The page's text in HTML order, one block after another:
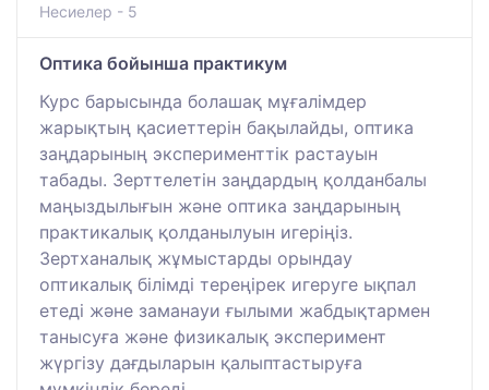
Несиелер - 5
Оптика бойынша практикум
Курс барысында болашақ мұғалімдер
жарықтың қасиеттерін бақылайды, оптика
заңдарының эксперименттік растауын
табады. Зерттелетін заңдардың қолданбалы
маңыздылығын және оптика заңдарының
практикалық қолданылуын игеріңіз.
Зертханалық жұмыстарды орындау
оптикалық білімді тереңірек игеруге ықпал
етеді және заманауи ғылыми жабдықтармен
танысуға және физикалық эксперимент
жүргізу дағдыларын қалыптастыруға